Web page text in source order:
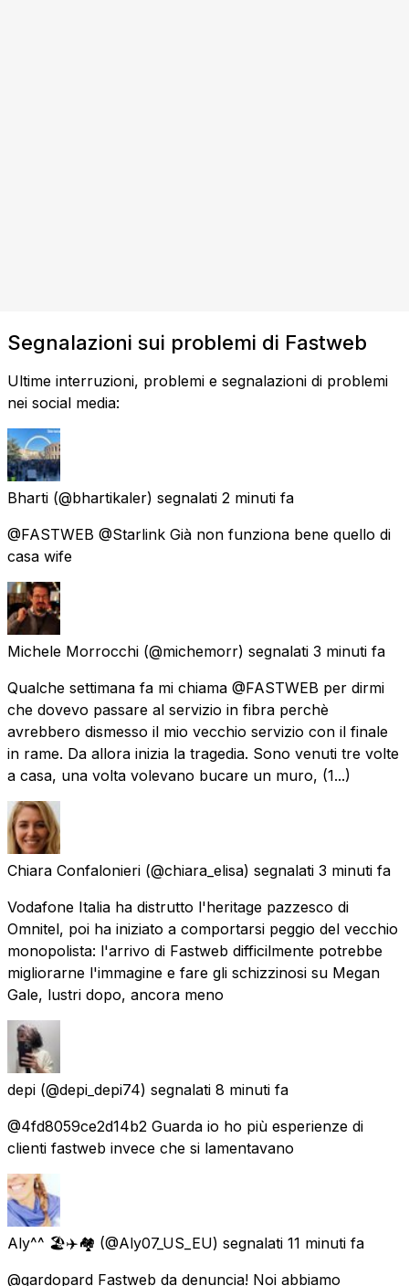
Segnalazioni sui problemi di Fastweb
Ultime interruzioni, problemi e segnalazioni di problemi
nei social media:
Bharti (@bhartikaler) segnalati 2 minuti fa
@FASTWEB @Starlink Già non funziona bene quello di
casa wife
Michele Morrocchi (@michemorr) segnalati 3 minuti fa
Qualche settimana fa mi chiama @FASTWEB per dirmi
che dovevo passare al servizio in fibra perchè
avrebbero dismesso il mio vecchio servizio con il finale
in rame. Da allora inizia la tragedia. Sono venuti tre volte
a casa, una volta volevano bucare un muro, (1...)
Chiara Confalonieri (@chiara_elisa) segnalati 3 minuti fa
Vodafone Italia ha distrutto l'heritage pazzesco di
Omnitel, poi ha iniziato a comportarsi peggio del vecchio
monopolista: l'arrivo di Fastweb difficilmente potrebbe
migliorarne l'immagine e fare gli schizzinosi su Megan
Gale, lustri dopo, ancora meno
depi (@depi_depi74) segnalati 8 minuti fa
@4fd8059ce2d14b2 Guarda io ho più esperienze di
clienti fastweb invece che si lamentavano
Aly^^ 🏖✈️🏘 (@Aly07_US_EU) segnalati 11 minuti fa
@gardopard Fastweb da denuncia! Noi abbiamo